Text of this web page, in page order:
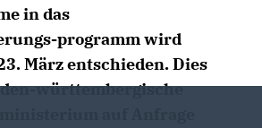
in das
programm wird
März entschieden. Dies
württembergische
auf Anfrage